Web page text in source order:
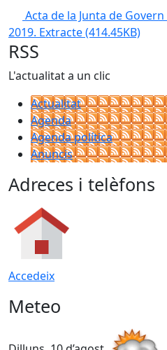
Acta de la Junta de
2019. Extracte(414.45KB)
RSS
L'actualitat a un clic
Actualitat
Agenda
Agenda política
Anuncis
Adreces i telèfons
Accedeix
Meteo